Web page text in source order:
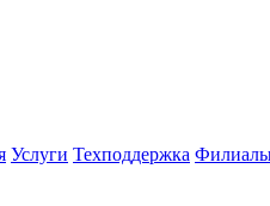
Услуги Техподдержка